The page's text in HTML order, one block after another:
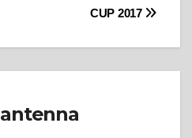
CUP 2017
antenna